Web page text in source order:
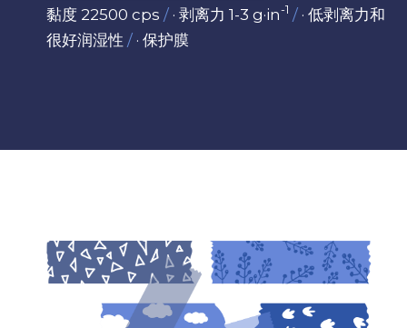
黏度 22500 cps / · 剥离力 1-3 g·in-1 / · 低剥离力和
很好润湿性 / · 保护膜